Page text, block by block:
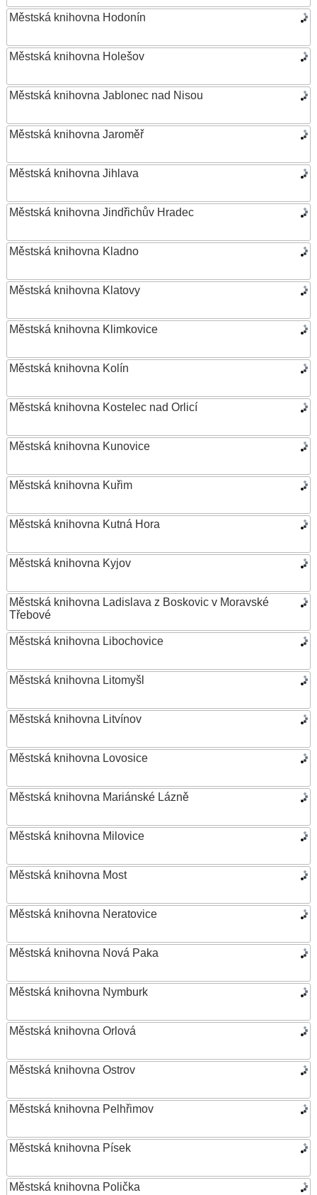
Městská knihovna Hodonín
Městská knihovna Holešov
Městská knihovna Jablonec nad Nisou
Městská knihovna Jaroměř
Městská knihovna Jihlava
Městská knihovna Jindřichův Hradec
Městská knihovna Kladno
Městská knihovna Klatovy
Městská knihovna Klimkovice
Městská knihovna Kolín
Městská knihovna Kostelec nad Orlicí
Městská knihovna Kunovice
Městská knihovna Kuřim
Městská knihovna Kutná Hora
Městská knihovna Kyjov
Městská knihovna Ladislava z Boskovic v Moravské
Třebové
Městská knihovna Libochovice
Městská knihovna Litomyšl
Městská knihovna Litvínov
Městská knihovna Lovosice
Městská knihovna Mariánské Lázně
Městská knihovna Milovice
Městská knihovna Most
Městská knihovna Neratovice
Městská knihovna Nová Paka
Městská knihovna Nymburk
Městská knihovna Orlová
Městská knihovna Ostrov
Městská knihovna Pelhřimov
Městská knihovna Písek
Městská knihovna Polička